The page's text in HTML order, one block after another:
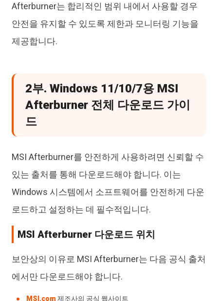
Afterburner는 합리적인 범위 내에서 사용할 경우
안전을 유지할 수 있도록 제한과 모니터링 기능을
제공합니다.
2부. Windows 11/10/7용 MSI
Afterburner 전체 다운로드 가이
드
MSI Afterburner를 안전하게 사용하려면 신뢰할 수
있는 출처를 통해 다운로드해야 합니다. 이는
Windows 시스템에서 소프트웨어를 안전하게 다운
로드하고 설정하는 데 필수적입니다.
MSI Afterburner 다운로드 위치
보안상의 이유로 MSI Afterburner는 다음 공식 출처
에서만 다운로드해야 합니다.
MSI.com 제조사의 공식 웹사이트